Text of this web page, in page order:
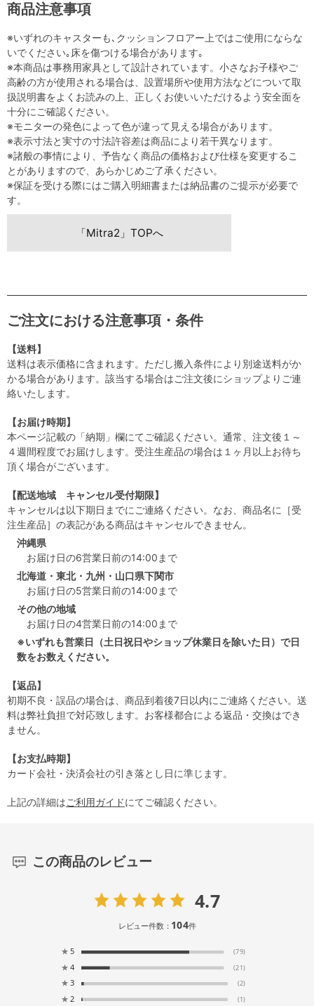
商品注意事項
※いずれのキャスターも､クッションフロアー上ではご使用にならな
いでください｡床を傷つける場合があります｡
※本商品は事務用家具として設計されています。小さなお子様やご
高齢の方が使用される場合は、設置場所や使用方法などについて取
扱説明書をよくお読みの上、正しくお使いいただけるよう安全面を
十分にご確認ください。
※モニターの発色によって色が違って見える場合があります。
※表示寸法と実寸の寸法許容差は商品により若干異なります。
※諸般の事情により、予告なく商品の価格および仕様を変更するこ
とがありますので、あらかじめご了承ください。
※保証を受ける際にはご購入明細書または納品書のご提示が必要で
す。
「Mitra2」TOPへ
ご注文における注意事項・条件
【送料】
送料は表示価格に含まれます。ただし搬入条件により別途送料がか
かる場合があります。該当する場合はご注文後にショップよりご連
絡いたします。
【お届け時期】
本ページ記載の「納期」欄にてご確認ください。通常、注文後１～
４週間程度でお届けします。受注生産品の場合は１ヶ月以上お待ち
頂く場合がございます。
【配送地域 キャンセル受付期限】
キャンセルは以下期日までにご連絡ください。なお、商品名に［受
注生産品］の表記がある商品はキャンセルできません。
沖縄県
お届け日の6営業日前の14:00まで
北海道・東北・九州・山口県下関市
お届け日の5営業日前の14:00まで
その他の地域
お届け日の4営業日前の14:00まで
※いずれも営業日（土日祝日やショップ休業日を除いた日）で日
数をお数えください。
【返品】
初期不良・誤品の場合は、商品到着後7日以内にご連絡ください。送
料は弊社負担で対応致します。お客様都合による返品・交換はでき
ません。
【お支払時期】
カード会社・決済会社の引き落とし日に準じます。
上記の詳細はご利用ガイドにてご確認ください。
この商品のレビュー
4.7
レビュー件数： 104件
★ 5 (79)
★ 4 (21)
★ 3 (2)
★ 2 (1)